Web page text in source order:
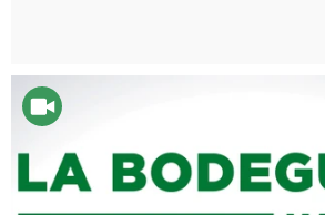
Deportes
El tiempo
Más noticias